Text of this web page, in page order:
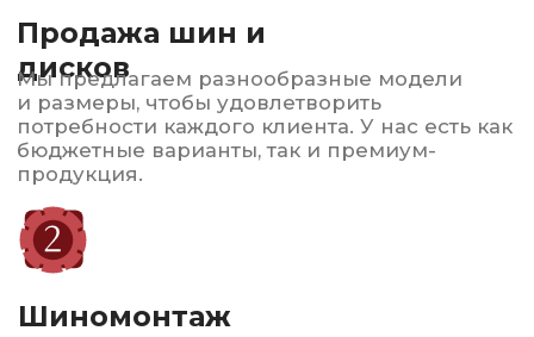
Заправка
автокондиционеров
Быстро и качественно восстановим систему
Обеспечим комфорт в жаркие дни!